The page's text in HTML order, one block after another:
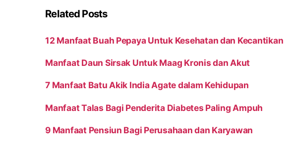
Related Posts
12 Manfaat Buah Pepaya Untuk Kesehatan dan Kecantikan
Manfaat Daun Sirsak Untuk Maag Kronis dan Akut
7 Manfaat Batu Akik India Agate dalam Kehidupan
Manfaat Talas Bagi Penderita Diabetes Paling Ampuh
9 Manfaat Pensiun Bagi Perusahaan dan Karyawan